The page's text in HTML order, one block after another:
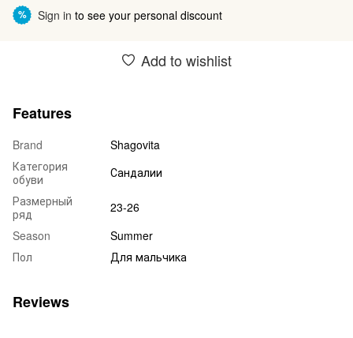
% Sign in to see your personal discount
Add to wishlist
Features
Brand
Shagovita
Категория
обуви
Сандалии
Размерный
ряд
23-26
Season
Summer
Пол
Для мальчика
Reviews